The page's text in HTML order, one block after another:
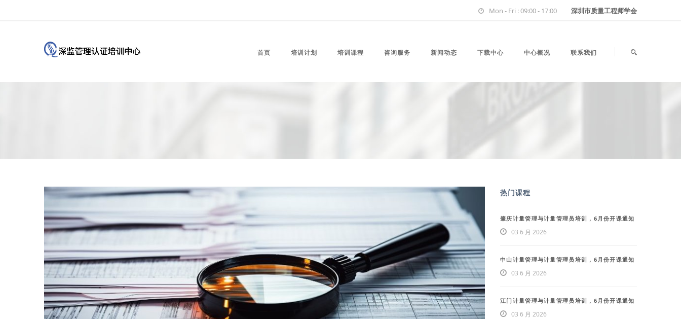
Mon - Fri : 09:00 - 17:00 深圳市质量工程师学会
首页 培训计划 培训课程 咨询服务 新闻动态 下载中心 中心概况 联系我们
热门课程
肇庆计量管理与计量管理员培训，6月份开课通知
03 6 月 2026
中山计量管理与计量管理员培训，6月份开课通知
03 6 月 2026
江门计量管理与计量管理员培训，6月份开课通知
03 6 月 2026